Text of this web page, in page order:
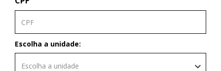
Escolha a unidade:
Escolha a unidade